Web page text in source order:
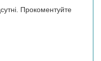
Прокоментуйте